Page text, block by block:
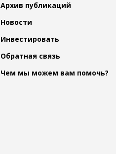
Архив публикаций
Новости
Инвестировать
Обратная связь
Чем мы можем вам помочь?